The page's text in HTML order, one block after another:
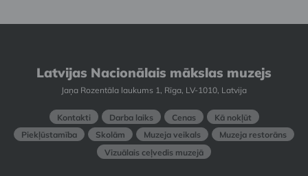
Latvijas Nacionālais mākslas muzejs
Jaņa Rozentāla laukums 1, Rīga, LV-1010, Latvija
Kontakti Darba laiks Cenas
Kā nokļūt
Piekļūstamība
Skolām Muzeja veikals
Muzeja restorāns
Vizuālais ceļvedis muzejā